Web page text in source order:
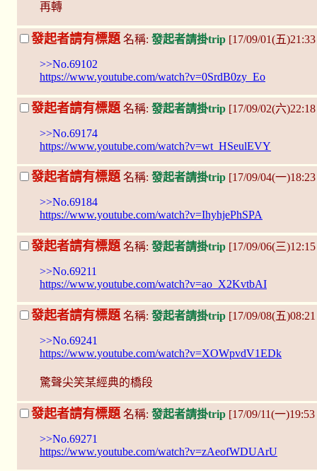
再轉
發起者請有標題 名稱: 發起者請掛trip [17/09/01(五
>>No.69102
https://www.youtube.com/watch?v=0SrdB0zy_Eo
發起者請有標題 名稱: 發起者請掛trip [17/09/02(六
>>No.69174
https://www.youtube.com/watch?v=wt_HSeulEVY
發起者請有標題名稱: 發起者請掛trip [17/09/04(一
>>No.69184
https://www.youtube.com/watch?v=IhyhjePhSPA
發起者請有標題 名稱: 發起者請掛trip [17/09/06(三
>>No.69211
https://www.youtube.com/watch?v=ao_X2KvtbAI
發起者請有標題 名稱: 發起者請掛trip [17/09/08(五
>>No.69241
https://www.youtube.com/watch?v=XOWpvdV1EDk
驚聲尖笑某經典的橋段
發起者請有標題名稱: 發起者請掛trip [17/09/11(一
>>No.69271
https://www.youtube.com/watch?v=zAeofWDUArU